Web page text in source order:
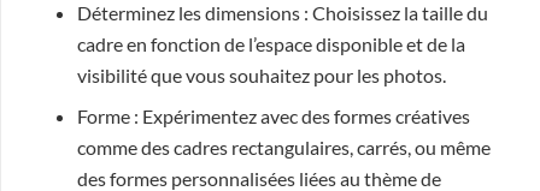
Déterminez les dimensions : Choisissez la taille du
cadre en fonction de l’espace disponible et de la
visibilité que vous souhaitez pour les photos.
Forme : Expérimentez avec des formes créatives
comme des cadres rectangulaires, carrés, ou même
des formes personnalisées liées au thème de